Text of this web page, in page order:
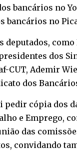
bancários no
bancários no
deputados, como
dos
CUT, Ademir
dos
cópia dos
e Emprego,
das
convidando